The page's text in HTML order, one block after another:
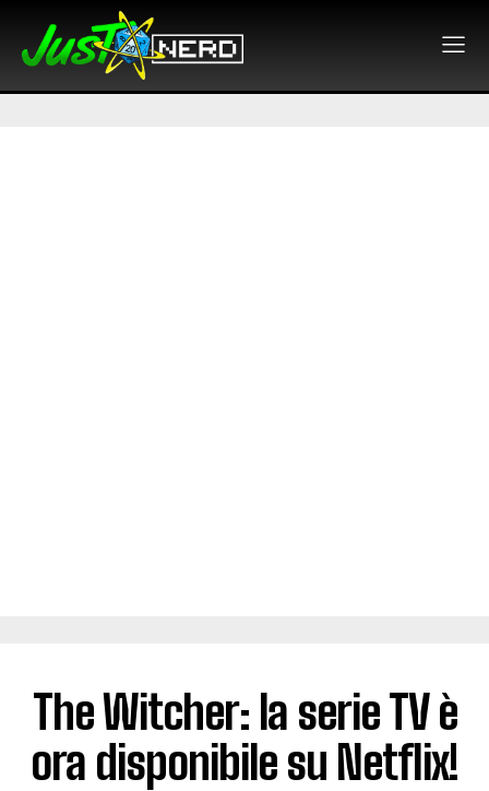
The Witcher: la serie TV è
ora disponibile su Netflix!